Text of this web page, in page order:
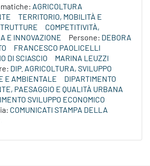
AGRICOLTURA
TERRITORIO, MOBILITÀ E
COMPETITIVITÀ,
E INNOVAZIONE
Persone: DEBORA
FRANCESCO PAOLICELLI
DI SCIASCIO
MARINA LEUZZI
DIP. AGRICOLTURA, SVILUPPO
E AMBIENTALE
DIPARTIMENTO
PAESAGGIO E QUALITÀ URBANA
SVILUPPO ECONOMICO
COMUNICATI STAMPA DELLA